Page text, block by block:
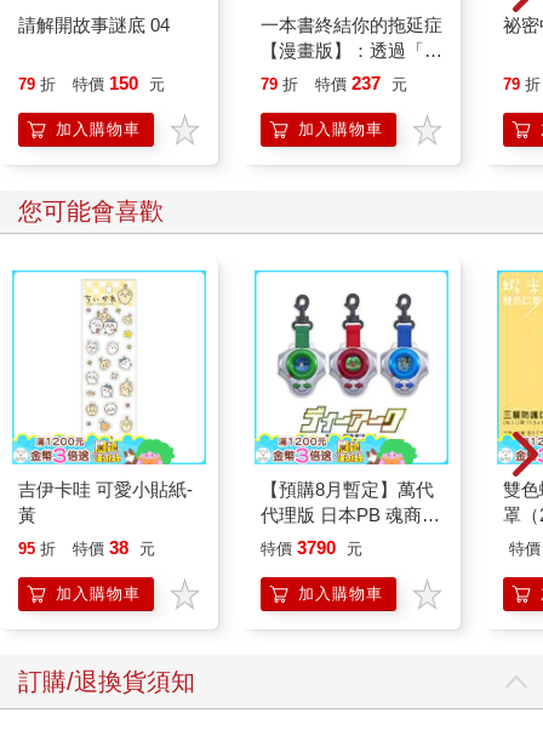
請解開故事謎底 04
79 折 特價 150 元
加入購物車
一本書終結你的拖延症
【漫畫版】：透過「小
行動」打開大腦的行動
「行動派」的37個科
學方法
79 折 特價 237 元
加入購物車
祕
79 折
您可能會喜歡
吉伊卡哇 可愛小貼紙-
黃
95 折 特價 38 元
加入購物車
【預購8月暫定】萬代
代理版 日本PB 魂商店
限定 數碼寶貝 D-ARK
特價 3790 元
加入購物車
雙
罩（
特價
訂購/退換貨須知